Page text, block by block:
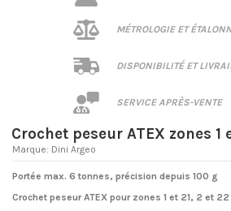
MÉTROLOGIE ET
DISPONIBILITÉ ET
SERVICE APRÈS-VENTE
Crochet peseur ATEX zones 1
Marque: Dini Argeo
Portée max. 6 tonnes, précision depuis 100 g
Crochet peseur ATEX pour zones 1 et 21, 2 et 22